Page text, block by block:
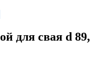
для свая d 89,